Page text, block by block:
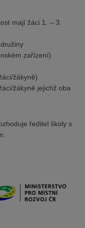
mají žáci 1. – 3.
zařízení)
žákyně)
žákyně jejichž oba
ředitel školy s